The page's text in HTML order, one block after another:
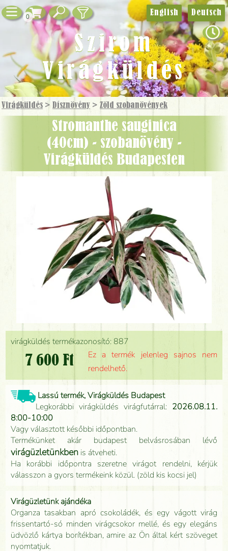
0
Virágküldés > Dísznövény >Zöld szobanövények
Stromanthe sauginica
(40cm) - szobanövény -
Virágküldés Budapesten
virágküldés termékazonosító: 887
7 600 Ft
Ez a termék jelenleg sajnos nem
rendelhető.
Lassú termék, Virágküldés Budapest
Legkorábbi virágküldés virágfutárral: 2026.08.11.
8:00-10:00
Vagy választott későbbi időpontban.
Termékünket akár budapest belvásrosában lévő
virágüzletünkben is átveheti.
Ha korábbi időpontra szeretne virágot rendelni, kérjük
válasszon a gyors termékeink közül. (zöld kis kocsi jel)
Virágüzletünk ajándéka
Organza tasakban apró csokoládék, és egy vágott virág
frissentartó-só minden virágcsokor mellé, és egy elegáns
üdvözlő kártya borítékban, amire az Ön által kért szöveget
nyomtatjuk.
English Deutsch
Szirom
Virágküldés